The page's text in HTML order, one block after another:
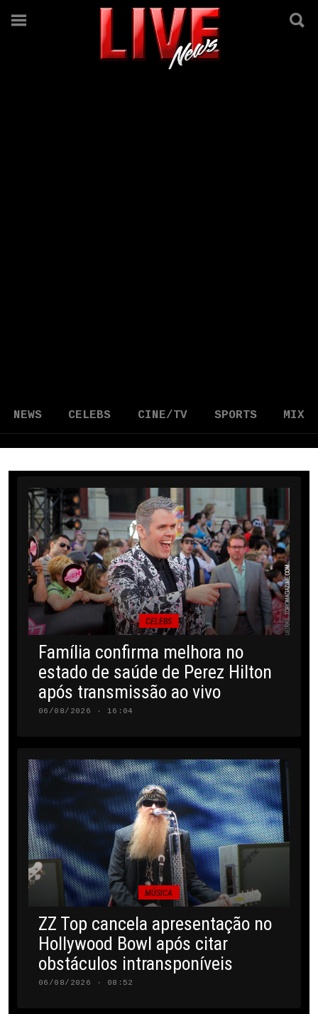
NEWS CELEBS CINE/TV SPORTS MIX
CELEBS
Família confirma melhora no
estado de saúde de Perez Hilton
após transmissão ao vivo
06/08/2026 · 16:04
MÚSICA
ZZ Top cancela apresentação no
Hollywood Bowl após citar
obstáculos intransponíveis
06/08/2026 · 08:52